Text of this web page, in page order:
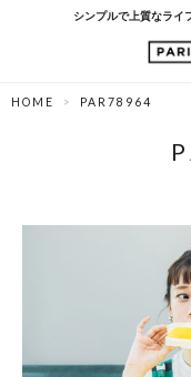
シンプルで上質なライ
HOME PAR78964